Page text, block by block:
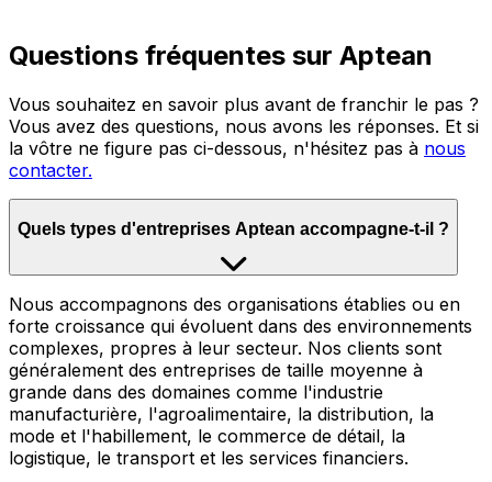
Questions fréquentes sur Aptean
Vous souhaitez en savoir plus avant de franchir le pas ?
Vous avez des questions, nous avons les réponses. Et si
la vôtre ne figure pas ci-dessous, n'hésitez pas à nous
contacter.
Quels types d'entreprises Aptean accompagne-t-il ?
Nous accompagnons des organisations établies ou en
forte croissance qui évoluent dans des environnements
complexes, propres à leur secteur. Nos clients sont
généralement des entreprises de taille moyenne à
grande dans des domaines comme l'industrie
manufacturière, l'agroalimentaire, la distribution, la
mode et l'habillement, le commerce de détail, la
logistique, le transport et les services financiers.